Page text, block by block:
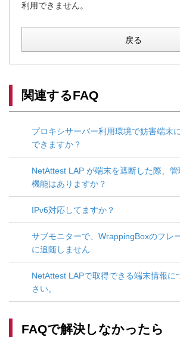
利用できません。
戻る
関連するFAQ
プロキシサーバー利用環境で妨害端末
できますか？
NetAttest LAP が端末を遮断した際、
機能はありますか？
IPv6対応してますか？
サブモニターで、WrappingBoxのフレ
に追随しません
NetAttest LAPで取得できる端末情報に
さい。
FAQで解決しなかったら